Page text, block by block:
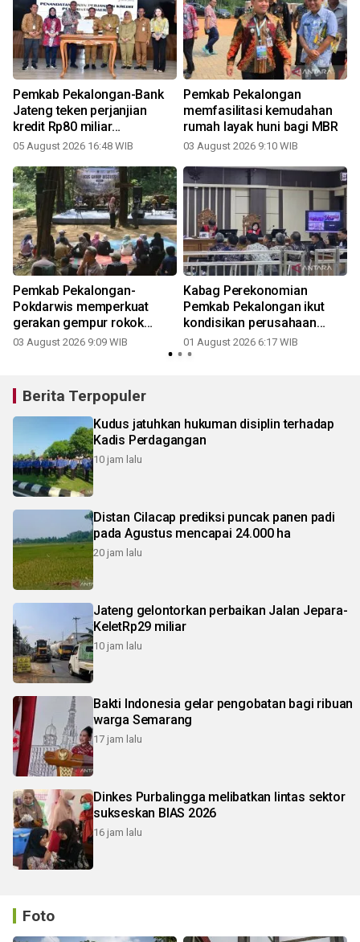
Pemkab Pekalongan-Bank
Jateng teken perjanjian
kredit Rp80 miliar
rampungkan RSUD
05 August 2026 16:48 WIB
Pemkab Pekalongan
memfasilitasi kemudahan
rumah layak huni bagi MBR
03 August 2026 9:10 WIB
Pemkab Pekalongan-
Pokdarwis memperkuat
gerakan gempur rokok
ilegal
03 August 2026 9:09 WIB
Kabag Perekonomian
Pemkab Pekalongan ikut
kondisikan perusahaan
bupati
01 August 2026 6:17 WIB
Berita Terpopuler
Kudus jatuhkan hukuman disiplin terhadap
Kadis Perdagangan
10 jam lalu
Distan Cilacap prediksi puncak panen padi
pada Agustus mencapai 24.000 ha
20 jam lalu
Jateng gelontorkan perbaikan Jalan Jepara-
KeletRp29 miliar
10 jam lalu
Bakti Indonesia gelar pengobatan bagi ribuan
warga Semarang
17 jam lalu
Dinkes Purbalingga melibatkan lintas sektor
sukseskan BIAS 2026
16 jam lalu
Foto